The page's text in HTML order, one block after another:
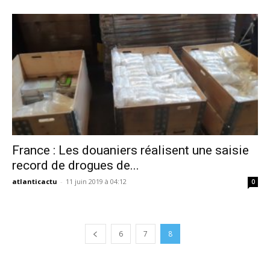
France : Les douaniers réalisent une saisie
record de drogues de...
atlanticactu - 11 juin 2019 à 04:12 0
6 7 8